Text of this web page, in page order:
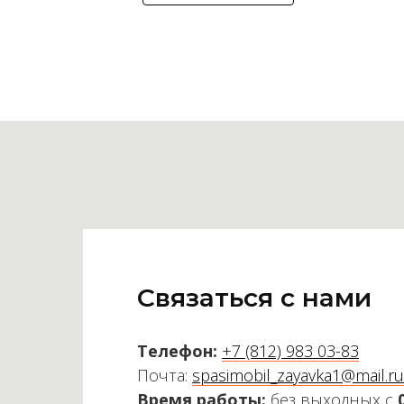
Связаться с нами
Телефон: +7 (812) 983 03-83
Почта: spasimobil_zayavka1@mail.ru
Время работы: без выходных с